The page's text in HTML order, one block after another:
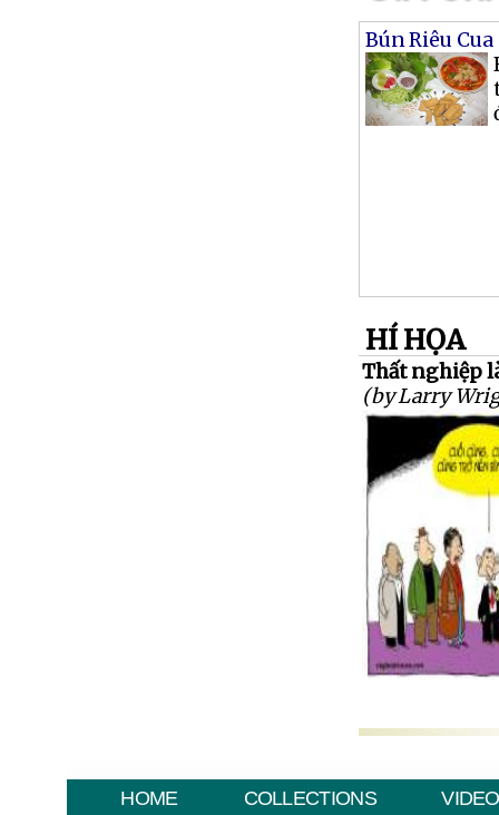
Bún Riêu Cua
HÍ HỌA
Thất nghiệp
(by Larry
HOME COLLECTIONS VIDEO